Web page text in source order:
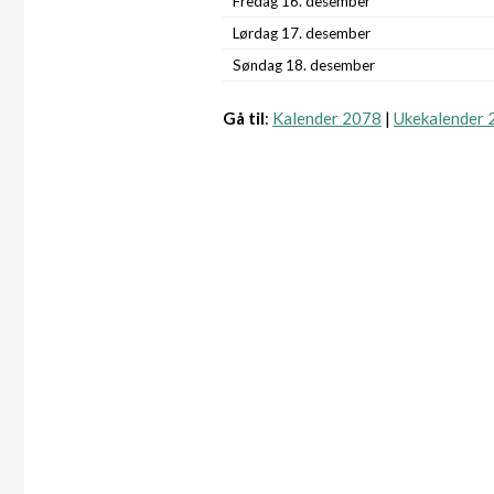
Lørdag 17. desember
Søndag 18. desember
Gå til: Kalender 2078 | Ukekalender